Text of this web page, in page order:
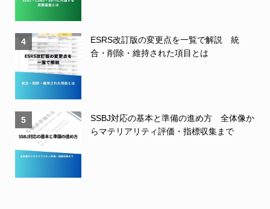
4
ESRS改訂版の変更点を一覧で解説 統
合・削除・維持された項目とは
5
SSBJ対応の基本と準備の進め方 全体像か
らマテリアリティ評価・指標収集まで